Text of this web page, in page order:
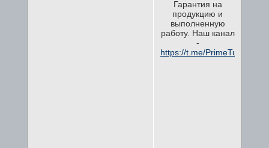
Гарантия на
продукцию и
выполненную
работу. Наш канал
-
https://t.me/PrimeTuning